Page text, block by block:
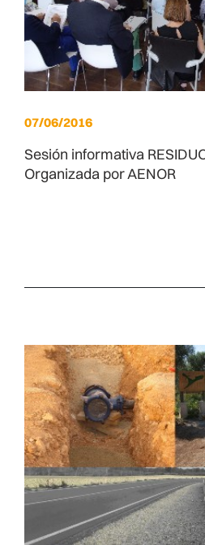
07/06/2016
Sesión informativa
Organizada por AENOR